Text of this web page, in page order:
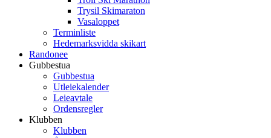
Trysil Skimaraton
Vasaloppet
Terminliste
Hedemarksvidda skikart
Randonee
Gubbestua
Gubbestua
Utleiekalender
Leieavtale
Ordensregler
Klubben
Klubben